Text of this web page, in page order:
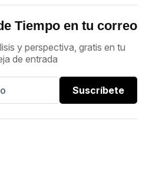
Tiempo en tu correo
y perspectiva, gratis en tu
de entrada
Suscríbete